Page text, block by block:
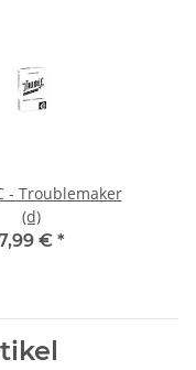
- Troublemaker
(d)
€ *